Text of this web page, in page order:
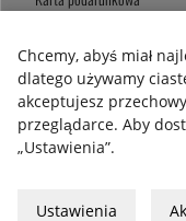
Chcemy, abyś miał
dlatego używamy
akceptujesz
przeglądarce. Aby
„Ustawienia”.
Ustawienia